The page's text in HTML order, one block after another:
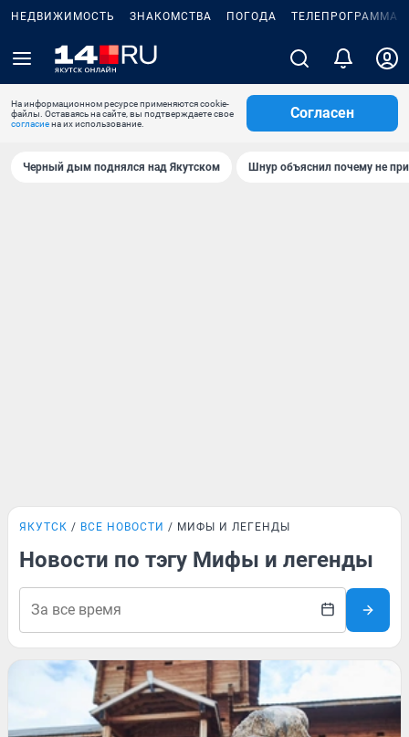
НЕДВИЖИМОСТЬ ЗНАКОМСТВА ПОГОДА ТЕЛЕПРОГРАММА
На информационном ресурсе применяются cookie-
файлы. Оставаясь на сайте, вы подтверждаете свое
согласиена их использование.
Согласен
Черный дым поднялся над Якутском Шнур объяснил почему не
ЯКУТСК ВСЕ НОВОСТИ МИФЫ И ЛЕГЕНДЫ
Новости по тэгу Мифы и легенды